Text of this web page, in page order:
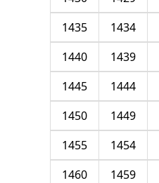
1434
1435
1439
1440
1444
1445
1449
1450
1454
1455
1459
1460